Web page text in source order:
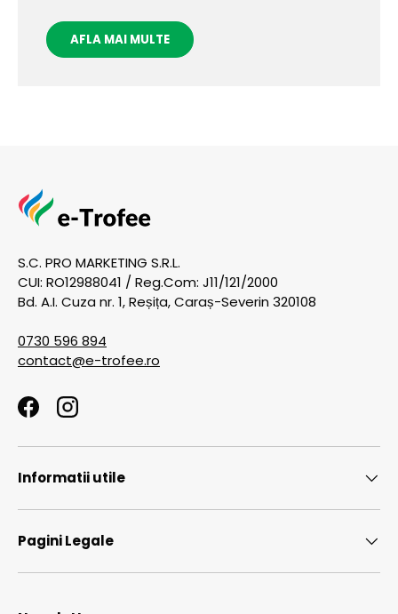
AFLA MAI MULTE
S.C. PRO MARKETING S.R.L.
CUI: RO12988041 / Reg.Com: J11/121/2000
Bd. A.I. Cuza nr. 1, Reșița, Caraș-Severin 320108
0730 596 894
contact@e-trofee.ro
FacebookInstagram
Informatii utile
Pagini Legale